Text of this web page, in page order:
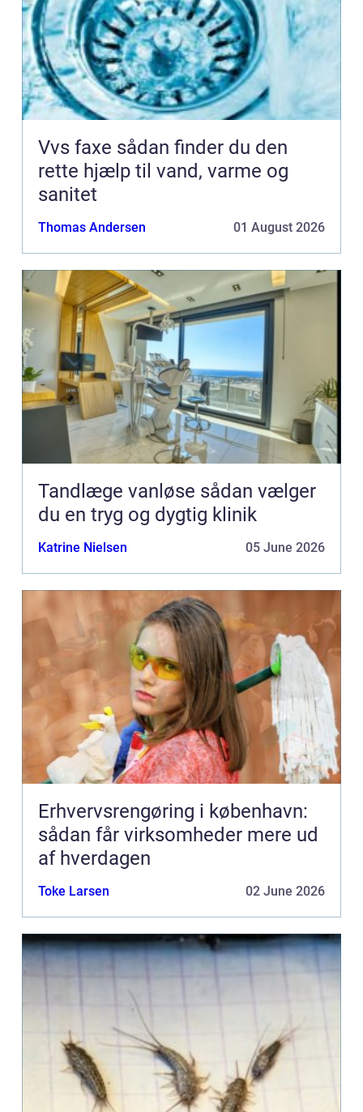
Vvs faxe sådan finder du den
rette hjælp til vand, varme og
sanitet
Thomas Andersen 01 August 2026
Tandlæge vanløse sådan vælger
du en tryg og dygtig klinik
Katrine Nielsen 05 June 2026
Erhvervsrengøring i københavn:
sådan får virksomheder mere ud
af hverdagen
Toke Larsen 02 June 2026